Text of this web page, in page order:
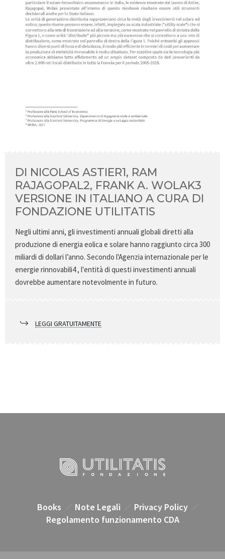
DI NICOLAS ASTIER1, RAM
RAJAGOPAL2, FRANK A. WOLAK3
VERSIONE IN ITALIANO A CURA DI
FONDAZIONE UTILITATIS
Negli ultimi anni, gli investimenti annuali globali diretti alla
produzione di energia eolica e solare hanno raggiunto circa 300
miliardi di dollari l’anno. Secondo l'Agenzia internazionale per le
energie rinnovabili4 , l'entità di questi investimenti annuali
dovrebbe aumentare notevolmente in futuro.
LEGGI GRATUITAMENTE
Books Note Legali
Privacy Policy
Regolamento funzionamento CDA